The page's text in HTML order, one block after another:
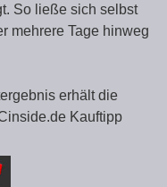
So ließe sich selbst
mehrere Tage hinweg
erhält die
Kauftipp